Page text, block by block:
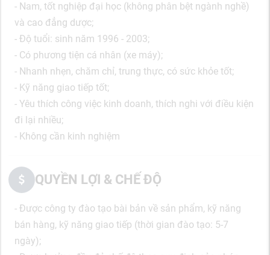
- Nam, tốt nghiệp đại học (không phân bệt ngành nghề)
và cao đẳng dược;
- Độ tuổi: sinh năm 1996 - 2003;
- Có phương tiện cá nhân (xe máy);
- Nhanh nhẹn, chăm chỉ, trung thực, có sức khỏe tốt;
- Kỹ năng giao tiếp tốt;
- Yêu thích công việc kinh doanh, thích nghi với điều kiện
đi lại nhiều;
- Không cần kinh nghiệm
QUYỀN LỢI & CHẾ ĐỘ
- Được công ty đào tạo bài bản về sản phẩm, kỹ năng
bán hàng, kỹ năng giao tiếp (thời gian đào tạo: 5-7
ngày);